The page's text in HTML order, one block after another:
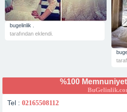
bugelinlik .
tarafından eklendi.
%100
Tel : 02165508112